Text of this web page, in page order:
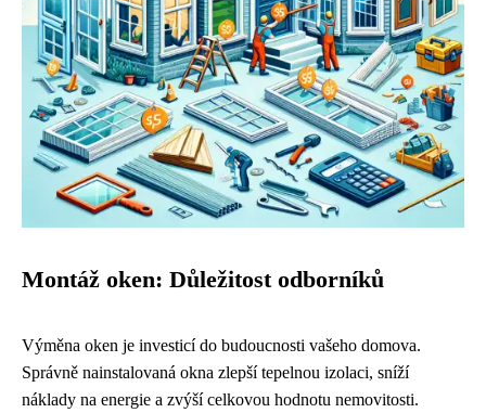
Montáž oken: Důležitost odborníků
Výměna oken je investicí do budoucnosti vašeho domova.
Správně nainstalovaná okna zlepší tepelnou izolaci, sníží
náklady na energie a zvýší celkovou hodnotu nemovitosti.